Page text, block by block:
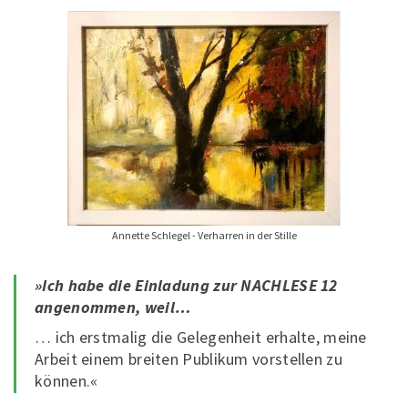
Annette Schlegel - Verharren in der Stille
»Ich habe die Einladung zur NACHLESE 12
angenommen, weil…
… ich erstmalig die Gelegenheit erhalte, meine
Arbeit einem breiten Publikum vorstellen zu
können.«